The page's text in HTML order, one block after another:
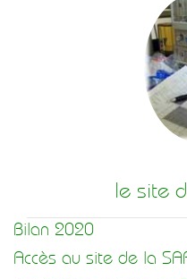
le site
Bilan 2020
Accès au site de la